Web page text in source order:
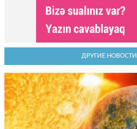
ДРУГИЕ НОВОСТИ